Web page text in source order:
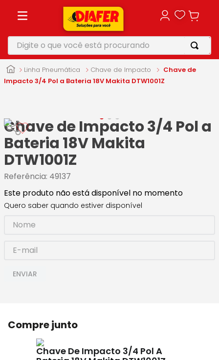
Digite o que você está procurando
Linha Pneumática Chave de Impacto
Chave de
Impacto 3/4 Pol a Bateria 18V Makita DTW1001Z
Chave de Impacto 3/4 Pol a
Bateria 18V Makita
DTW1001Z
Referência: 49137
Este produto não está disponível no momento
Quero saber quando estiver disponível
ENVIAR
Compre junto
Chave De Impacto 3/4 Pol A
1º
motosserra
4º
furadeira
5 º makita